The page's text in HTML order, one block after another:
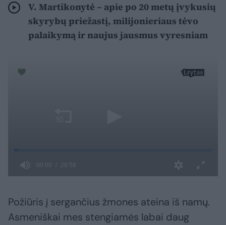
V. Martikonytė – apie po 20 metų įvykusių
skyrybų priežastį, milijonieriaus tėvo
palaikymą ir naujus jausmus vyresniam
Požiūris į sergančius žmones ateina iš namų.
Asmeniškai mes stengiamės labai daug